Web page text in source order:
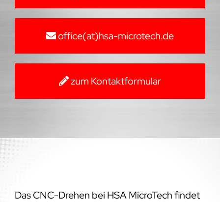
office(at)hsa-microtech.de
zum Kontaktformular
Das CNC-Drehen bei HSA MicroTech findet